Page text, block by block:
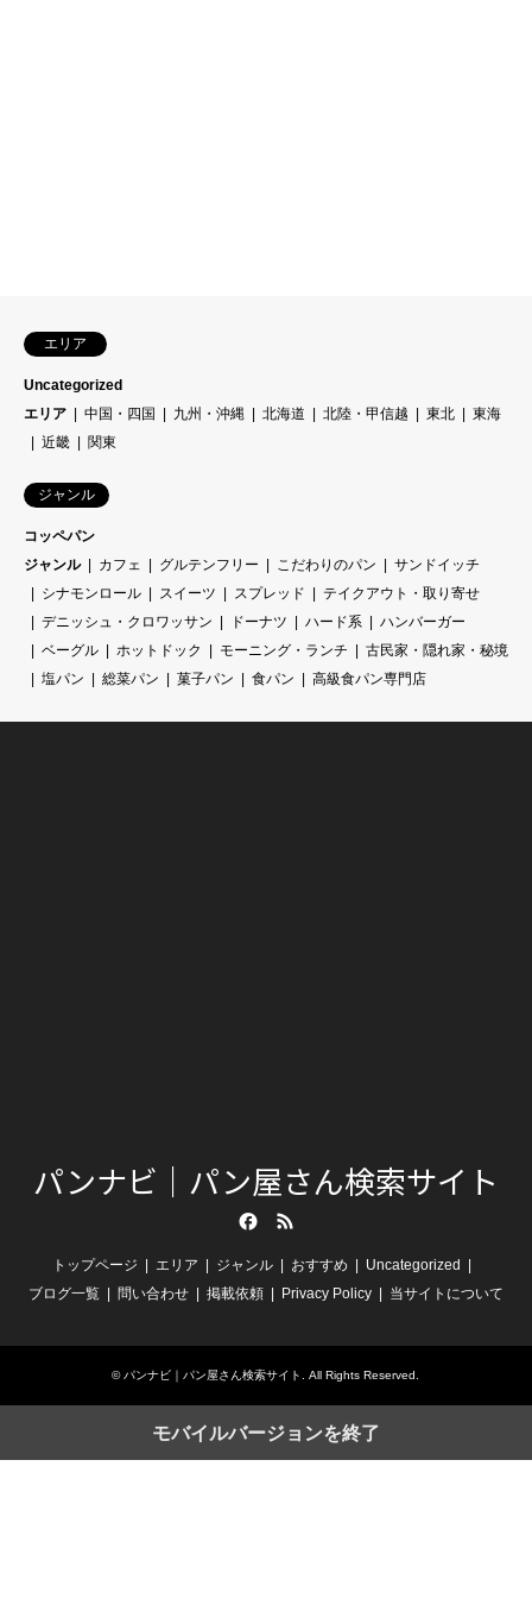
エリア
Uncategorized
エリア
中国・四国 九州・沖縄 北海道 北陸・甲信越 東北
東海
近畿
関東
ジャンル
コッペパン
ジャンル
カフェ グルテンフリー こだわりのパン
サンドイッチ
シナモンロール
スイーツ スプレッド
テイクアウト・取り寄せ
デニッシュ・クロワッサン
ドーナツ ハード系
ハンバーガー
ベーグル
ホットドック モーニング・ランチ
古民家・隠れ家・秘境
塩パン
総菜パン 菓子パン 食パン 高級食パン専門店
パンナビ｜パン屋さん検索サイト
トップページ エリア ジャンル おすすめ
Uncategorized
ブログ一覧
問い合わせ 掲載依頼 Privacy Policy 当サイトについて
© パンナビ｜パン屋さん検索サイト . All Rights Reserved.
モバイルバージョンを終了